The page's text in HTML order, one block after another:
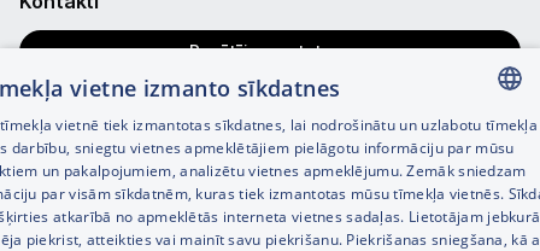
Pasūtījuma statuss
Uzdot jautājumu
Tālrunis+371 67333733
Klientu apkalpošanas darba laiks:
LATVIAN
RUSSIAN
ENGLISH
vietne izmanto sīkdatnes
vietnē tiek izmantotas sīkdatnes, lai nodrošinātu un uzlabotu tīmekļa
darbību, sniegtu vietnes apmeklētājiem pielāgotu informāciju par mūsu
un pakalpojumiem, analizētu vietnes apmeklējumu. Zemāk sniedzam
par visām sīkdatnēm, kuras tiek izmantotas mūsu tīmekļa vietnēs.
atkarībā no apmeklētās interneta vietnes sadaļas. Lietotājam
piekrist, atteikties vai mainīt savu piekrišanu. Piekrišanas sniegšana, kā